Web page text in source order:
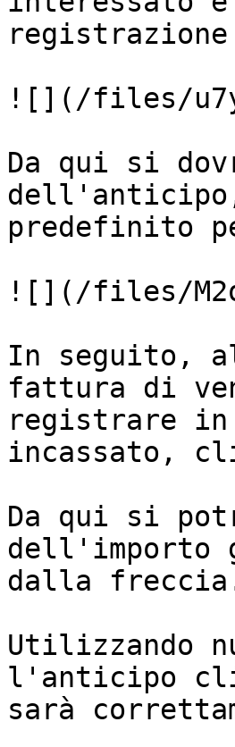
![](/files/
Da qui si
predefinito
![](/files/
In seguito,
fattura di
registrare in
incassato,
Da qui si
dell'importo
dalla
Utilizzando
l'anticipo
sarà